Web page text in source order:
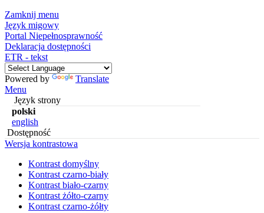
Zamknij menu
Język migowy
Portal Niepełnosprawność
Deklaracja dostępności
ETR - tekst
Powered by
Translate
Menu
Język strony
polski
english
Dostępność
Wersja kontrastowa
Kontrast domyślny
Kontrast czarno-biały
Kontrast biało-czarny
Kontrast żółto-czarny
Kontrast czarno-żółty